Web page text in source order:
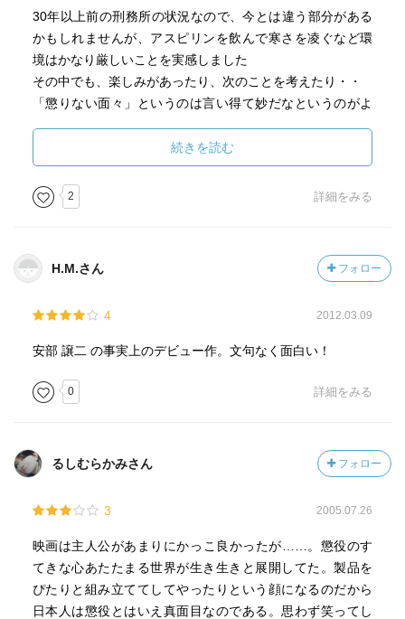
30年以上前の刑務所の状況なので、今とは違う部分がある
かもしれませんが、アスピリンを飲んで寒さを凌ぐなど環
境はかなり厳しいことを実感しました
その中でも、楽しみがあったり、次のことを考えたり・・
「懲りない面々」というのは言い得て妙だなというのがよ
続きを読む
2 詳細をみる
H.M.さん フォロー
4 2012.03.09
安部 譲二 の事実上のデビュー作。文句なく面白い！
0 詳細をみる
るしむらかみさん フォロー
3 2005.07.26
映画は主人公があまりにかっこ良かったが……。懲役のす
てきな心あたたまる世界が生き生きと展開してた。製品を
ぴたりと組み立ててしてやったりという顔になるのだから
日本人は懲役とはいえ真面目なのである。思わず笑ってし